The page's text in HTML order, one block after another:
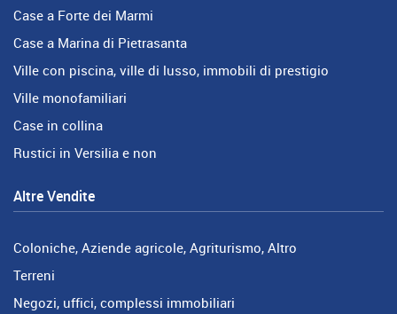
Case a Forte dei Marmi
Case a Marina di Pietrasanta
Ville con piscina, ville di lusso, immobili di prestigio
Ville monofamiliari
Case in collina
Rustici in Versilia e non
Altre Vendite
Coloniche, Aziende agricole, Agriturismo, Altro
Terreni
Negozi, uffici, complessi immobiliari